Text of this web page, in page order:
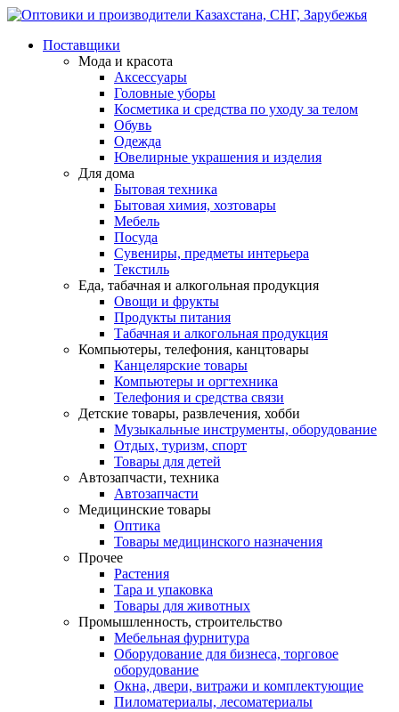
Поставщики
Мода и красота
Аксессуары
Головные уборы
Косметика и средства по уходу за телом
Обувь
Одежда
Ювелирные украшения и изделия
Для дома
Бытовая техника
Бытовая химия, хозтовары
Мебель
Посуда
Сувениры, предметы интерьера
Текстиль
Еда, табачная и алкогольная продукция
Овощи и фрукты
Продукты питания
Табачная и алкогольная продукция
Компьютеры, телефония, канцтовары
Канцелярские товары
Компьютеры и оргтехника
Телефония и средства связи
Детские товары, развлечения, хобби
Музыкальные инструменты, оборудование
Отдых, туризм, спорт
Товары для детей
Автозапчасти, техника
Автозапчасти
Медицинские товары
Оптика
Товары медицинского назначения
Прочее
Растения
Тара и упаковка
Товары для животных
Промышленность, строительство
Мебельная фурнитура
Оборудование для бизнеса, торговое
оборудование
Окна, двери, витражи и комплектующие
Пиломатериалы, лесоматериалы